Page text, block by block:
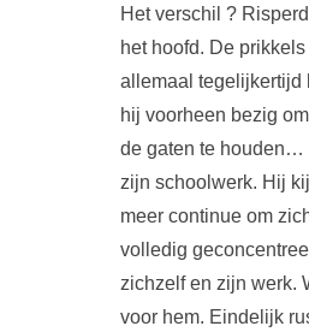
Het verschil ?
het hoofd. De
allemaal tegelijkertijd
hij voorheen bezig
de gaten te houden…
zijn schoolwerk. Hij
meer continue om
volledig
zichzelf en zijn werk.
voor hem. Eindelijk